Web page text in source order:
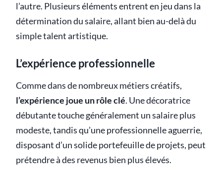
l’autre. Plusieurs éléments entrent en jeu dans la
détermination du salaire, allant bien au-delà du
simple talent artistique.
L’expérience professionnelle
Comme dans de nombreux métiers créatifs,
l’expérience joue un rôle clé. Une décoratrice
débutante touche généralement un salaire plus
modeste, tandis qu’une professionnelle aguerrie,
disposant d’un solide portefeuille de projets, peut
prétendre à des revenus bien plus élevés.